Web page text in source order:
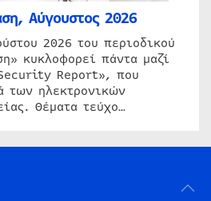
Αύγουστος 2026
2026 του περιοδικού
κυκλοφορεί πάντα μαζί
Report», που
των ηλεκτρονικών
Θέματα τεύχο…